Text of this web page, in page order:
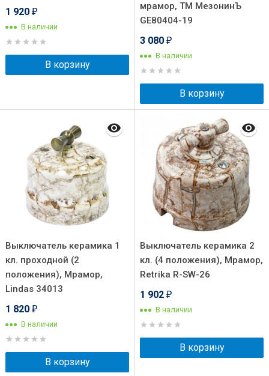
1 920 ₽
В наличии
В корзину
мрамор, ТМ МезонинЪ
GE80404-19
3 080 ₽
В наличии
В корзину
Выключатель керамика 1
кл. проходной (2
положения), Мрамор,
Lindas 34013
1 820 ₽
В наличии
В корзину
Выключатель керамика 2
кл. (4 положения), Мрамор,
Retrika R-SW-26
1 902 ₽
В наличии
В корзину